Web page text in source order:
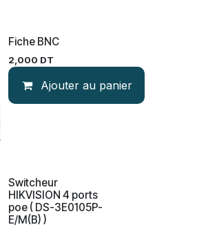
Fiche BNC
2,000 DT
Ajouter au panier
Switcheur
HIKVISION 4 ports
poe ( DS-3E0105P-
E/M(B) )